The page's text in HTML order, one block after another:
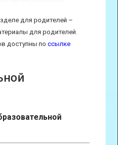
для родителей –
для родителей.
доступны по ссылке